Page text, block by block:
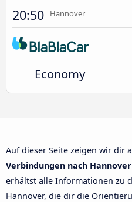
20:50 Hannover
Economy
Auf dieser Seite zeigen wir dir
Verbindungen nach
erhältst alle Informationen zu
Hannover, die dir die